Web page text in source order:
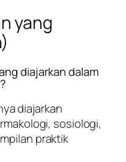
yang
diajarkan dalam
diajarkan
sosiologi,
praktik